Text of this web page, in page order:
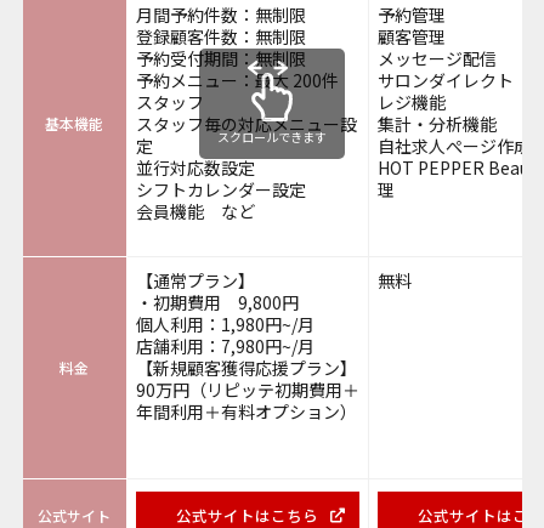
基本機能
月間予約件数：無制限
登録顧客件数：無制限
予約受付期間：無制限
予約メニュー：最大 200件
スタッフ
スタッフ毎の対応メニュー設
定
並行対応数設定
シフトカレンダー設定
会員機能 など
予約管理
顧客管理
メッセージ配信
サロンダイレクト
レジ機能
集計・分析機能
自社求人ぺージ作成
HOT PEPPER
理
料金
【通常プラン】
・初期費用 9,800円
個人利用：1,980円~/月
店舗利用：7,980円~/月
【新規顧客獲得応援プラン】
90万円（リピッテ初期費用＋
年間利用＋有料オプション）
無料
公式サイト 公式サイトはこちら 公式サイトはこ
スクロールできます